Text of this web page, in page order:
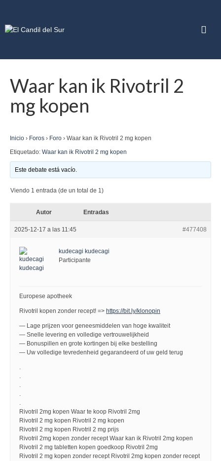
Waar kan ik Rivotril 2
mg kopen
Inicio › Foros › Foro › Waar kan ik Rivotril 2 mg kopen
Etiquetado: Waar kan ik Rivotril 2 mg kopen
Este debate está vacío.
Viendo 1 entrada (de un total de 1)
Autor Entradas
2025-12-17 a las 11:45 #477408
kudecagi kudecagi
Participante
Europese apotheek
Rivotril kopen zonder recept! => https://bit.ly/klonopin
— Lage prijzen voor geneesmiddelen van hoge kwaliteit
— Snelle levering en volledige vertrouwelijkheid
— Bonuspillen en grote kortingen bij elke bestelling
— Uw volledige tevredenheid gegarandeerd of uw geld terug
.
.
.
.
.
Rivotril 2mg kopen Waar te koop Rivotril 2mg
Rivotril 2 mg kopen Rivotril 2 mg kopen
Rivotril 2 mg kopen Rivotril 2 mg prijs
Rivotril 2mg kopen zonder recept Waar kan ik Rivotril 2mg kopen
Rivotril 2 mg tabletten kopen goedkoop Rivotril 2mg
Rivotril 2 mg kopen zonder recept Rivotril 2mg kopen zonder recept